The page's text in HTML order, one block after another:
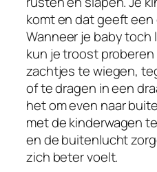
komt en dat geeft een
Wanneer je baby toch
kun je troost
zachtjes te wiegen,
of te dragen in een
het om even naar
met de kinderwagen
en de buitenlucht
zich beter voelt.